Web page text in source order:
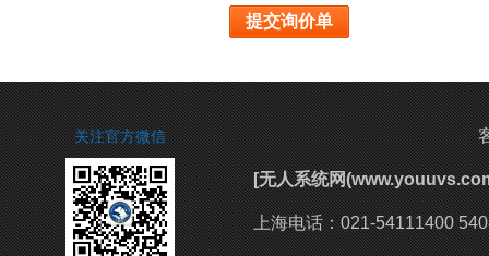
[无人系统网
上海电话：021-54111400
关注官方微信